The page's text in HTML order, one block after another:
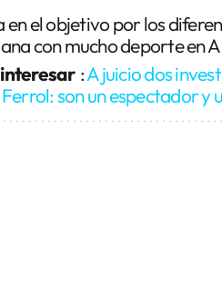
el objetivo por los
con mucho deporte en
:A juicio dos
son un espectador y